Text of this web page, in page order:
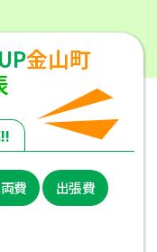
金山町
費 出張費